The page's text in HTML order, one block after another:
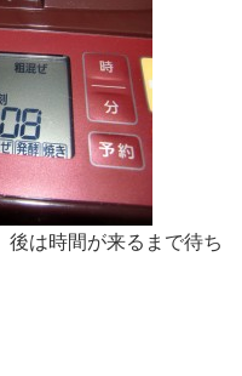
後は時間が来るまで待ち